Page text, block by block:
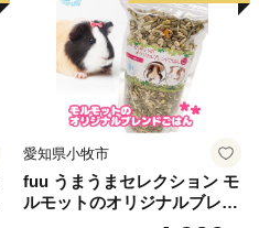
愛知県小牧市
fuu うまうまセレクション モ
ルモットのオリジナルブレン